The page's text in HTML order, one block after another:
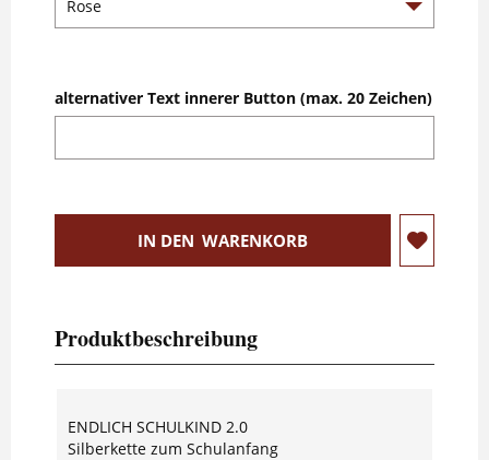
alternativer Text innerer Button (max. 20 Zeichen)
IN DEN WARENKORB
Produktbeschreibung
ENDLICH SCHULKIND 2.0
Silberkette zum Schulanfang